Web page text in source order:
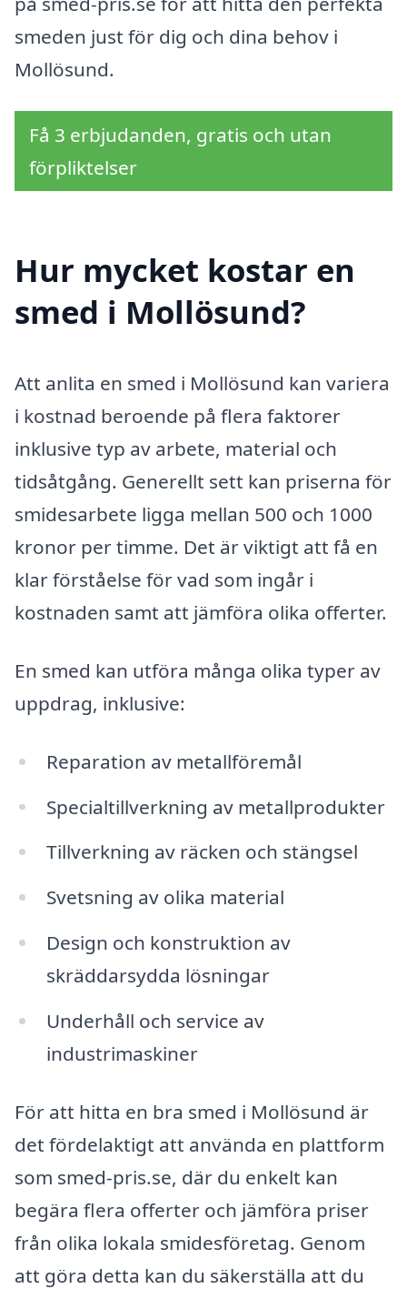
smeden just för dig och dina behov i
Mollösund.
Få 3 erbjudanden, gratis och utan
förpliktelser
Hur mycket kostar en
smed i Mollösund?
Att anlita en smed i Mollösund kan variera
i kostnad beroende på flera faktorer
inklusive typ av arbete, material och
tidsåtgång. Generellt sett kan priserna för
smidesarbete ligga mellan 500 och 1000
kronor per timme. Det är viktigt att få en
klar förståelse för vad som ingår i
kostnaden samt att jämföra olika offerter.
En smed kan utföra många olika typer av
uppdrag, inklusive:
Reparation av metallföremål
Specialtillverkning av metallprodukter
Tillverkning av räcken och stängsel
Svetsning av olika material
Design och konstruktion av
skräddarsydda lösningar
Underhåll och service av
industrimaskiner
För att hitta en bra smed i Mollösund är
det fördelaktigt att använda en plattform
som smed-pris.se, där du enkelt kan
begära flera offerter och jämföra priser
från olika lokala smidesföretag. Genom
att göra detta kan du säkerställa att du